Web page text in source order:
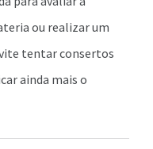
ou realizar um
tentar consertos
ainda mais o